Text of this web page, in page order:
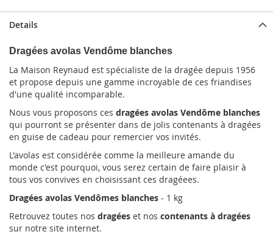
Details
Dragées avolas Vendôme blanches
La Maison Reynaud est spécialiste de la dragée depuis 1956
et propose depuis une gamme incroyable de ces friandises
d'une qualité incomparable.
Nous vous proposons ces dragées avolas Vendôme blanches
qui pourront se présenter dans de jolis contenants à dragées
en guise de cadeau pour remercier vos invités.
L'avolas est considérée comme la meilleure amande du
monde c'est pourquoi, vous serez certain de faire plaisir à
tous vos convives en choisissant ces dragéees.
Dragées avolas Vendômes blanches - 1 kg
Retrouvez toutes nos dragées et nos contenants à dragées
sur notre site internet.